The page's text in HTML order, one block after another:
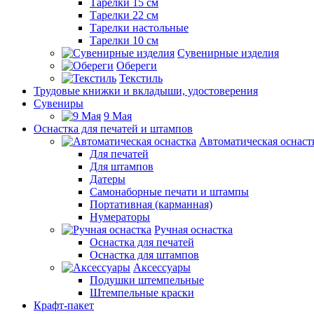
Тарелки 15 см
Тарелки 22 см
Тарелки настольные
Тарелки 10 см
Сувенирные изделия
Обереги
Текстиль
Трудовые книжки и вкладыши, удостоверения
Сувениры
9 Мая
Оснастка для печатей и штампов
Автоматическая
Для печатей
Для штампов
Датеры
Самонаборные печати и штампы
Портативная (карманная)
Нумераторы
Ручная оснастка
Оснастка для печатей
Оснастка для штампов
Аксессуары
Подушки штемпельные
Штемпельные краски
Крафт-пакет